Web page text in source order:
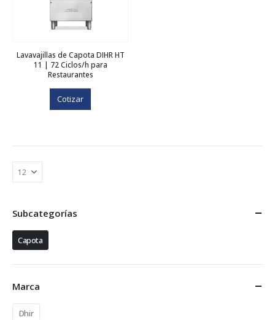
Lavavajillas de Capota DIHR HT
11 | 72 Ciclos/h para
Restaurantes
Cotizar
Subcategorías
Capota
Marca
Dhir